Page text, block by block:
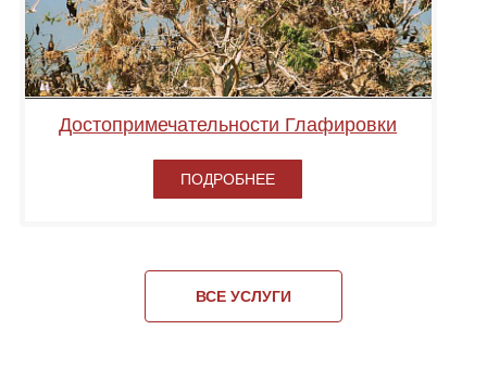
Достопримечательности Глафировки
ПОДРОБНЕЕ
ВСЕ УСЛУГИ